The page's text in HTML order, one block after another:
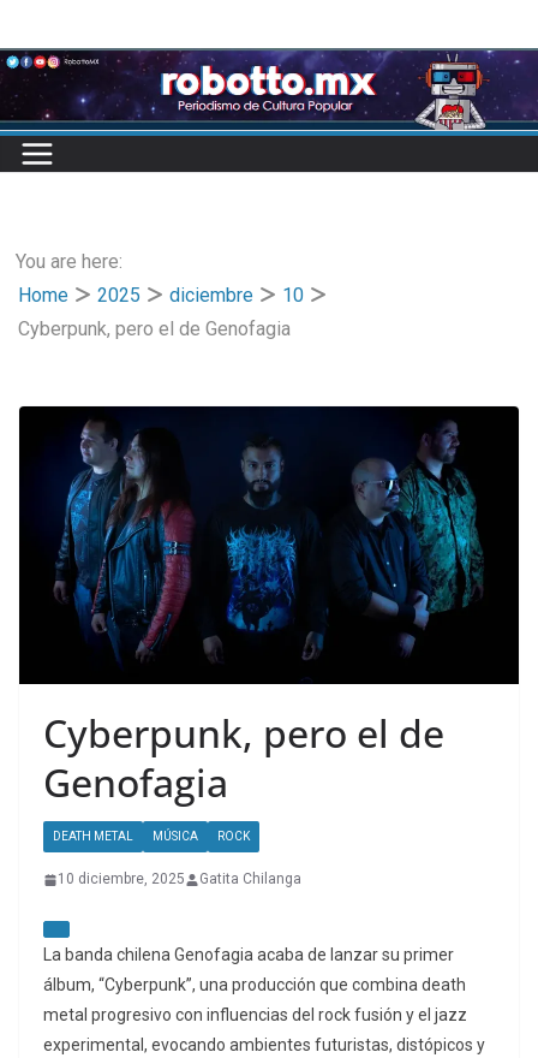
to
content
You are here:
Home
2025 diciembre
10
Cyberpunk, pero el de Genofagia
Cyberpunk, pero el de
Genofagia
DEATH METAL MÚSICA ROCK
10 diciembre, 2025 Gatita Chilanga
La banda chilena Genofagia acaba de lanzar su primer
álbum, “Cyberpunk”, una producción que combina death
metal progresivo con influencias del rock fusión y el jazz
experimental, evocando ambientes futuristas, distópicos y